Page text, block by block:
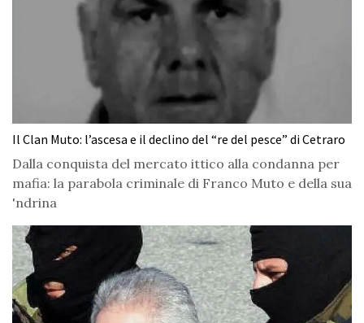
Il Clan Muto: l’ascesa e il declino del “re del pesce” di Cetraro
Dalla conquista del mercato ittico alla condanna per
mafia: la parabola criminale di Franco Muto e della sua
'ndrina